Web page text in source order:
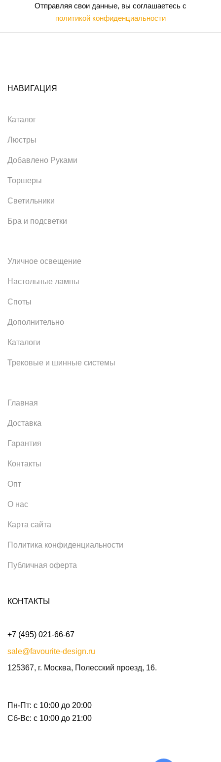
Отправляя свои данные, вы соглашаетесь с
политикой конфиденциальности
НАВИГАЦИЯ
Каталог
Люстры
Добавлено Руками
Торшеры
Светильники
Бра и подсветки
Уличное освещение
Настольные лампы
Споты
Дополнительно
Каталоги
Трековые и шинные системы
Главная
Доставка
Гарантия
Контакты
Опт
О нас
Карта сайта
Политика конфиденциальности
Публичная оферта
КОНТАКТЫ
+7 (495) 021-66-67
sale@favourite-design.ru
125367, г. Москва, Полесский проезд, 16.
Пн-Пт: с 10:00 до 20:00
Сб-Вс: с 10:00 до 21:00